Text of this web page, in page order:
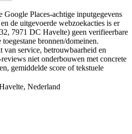
Google Places-achtige inputgegevens
de uitgevoerde webzoekacties is er
7971 DC Havelte) geen verifieerbare
bronnen/domeinen.
service, betrouwbaarheid en
niet onderbouwen met concrete
gemiddelde score of tekstuele
Nederland